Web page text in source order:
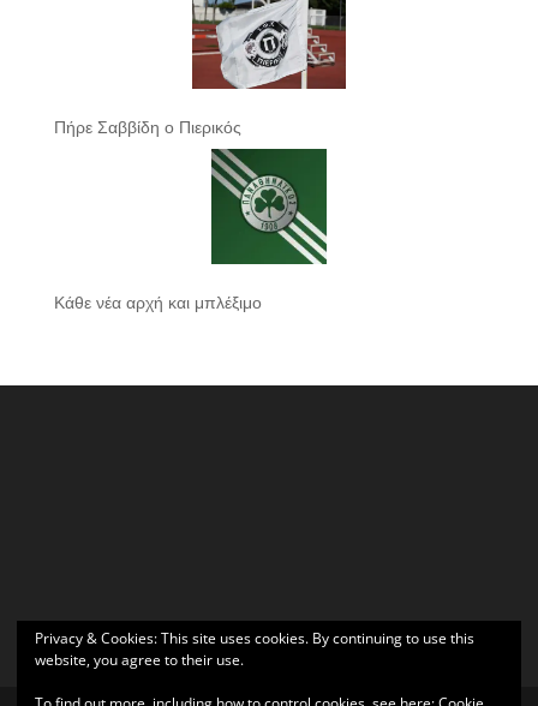
Πήρε Σαββίδη ο Πιερικός
Κάθε νέα αρχή και μπλέξιμο
Privacy & Cookies: This site uses cookies. By continuing to use this
website, you agree to their use.